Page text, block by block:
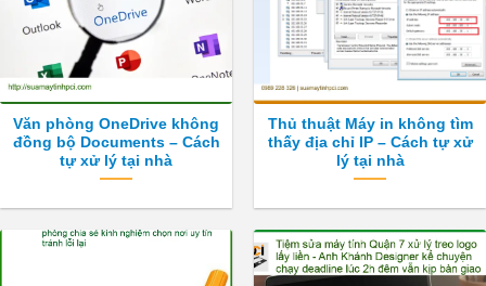
Văn phòng OneDrive không
đồng bộ Documents – Cách
tự xử lý tại nhà
Thủ thuật Máy in không tìm
thấy địa chỉ IP – Cách tự xử
lý tại nhà